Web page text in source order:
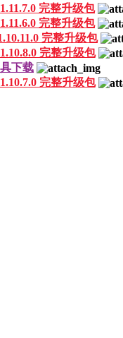
完整升级包
完整升级包
完整升级包
完整升级包
下载
完整升级包